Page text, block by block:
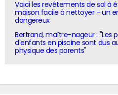
Voici les revêtements de sol à
maison facile à nettoyer - un
dangereux
Bertrand, maître-nageur : "Les
d'enfants en piscine sont dus
physique des parents"